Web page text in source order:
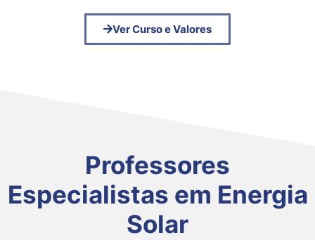
Ver Curso e Valores
Professores
Especialistas em Energia
Solar